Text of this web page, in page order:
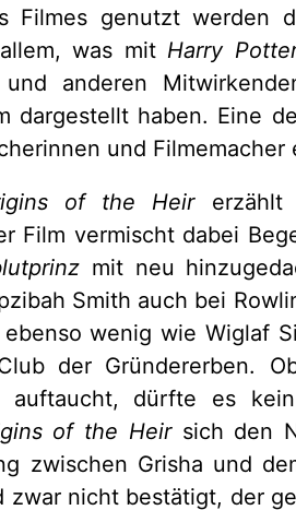
Filmes genutzt werden
was mit Harry
und anderen
dargestellt haben. Eine
und
of the Heirerzählt
Film vermischt dabei
mit neu
Smith auch bei
wenig wie Wiglaf
der Gründererben.
auftaucht, dürfte es
of the Heirsich den
zwischen Grisha und
zwar nicht bestätigt, der